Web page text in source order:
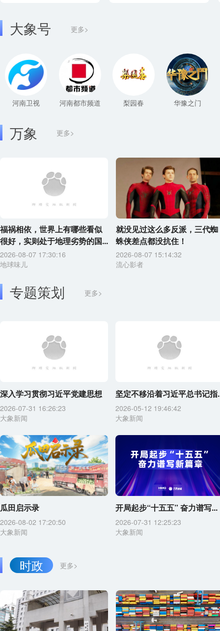
大象号 更多>
河南卫视 河南都市频道 梨园春 华豫之门
更多>
万象
福祸相依，世界上有哪些看似
很好，实则处于地理劣势的国...
2026-08-07 17:30:16
地球味儿
就没见过这么多反派，三代蜘
蛛侠差点都没抗住！
2026-08-07 15:14:32
流心影者
专题策划 更多>
深入学习贯彻习近平党建思想
2026-07-31 16:26:23
大象新闻
坚定不移沿着习近平总书记指
2026-05-12 19:46:42
大象新闻
瓜田启示录
2026-08-02 17:20:50
大象新闻
开局起步“十五五” 奋力谱写...
2026-07-31 12:25:23
大象新闻
更多>
时政